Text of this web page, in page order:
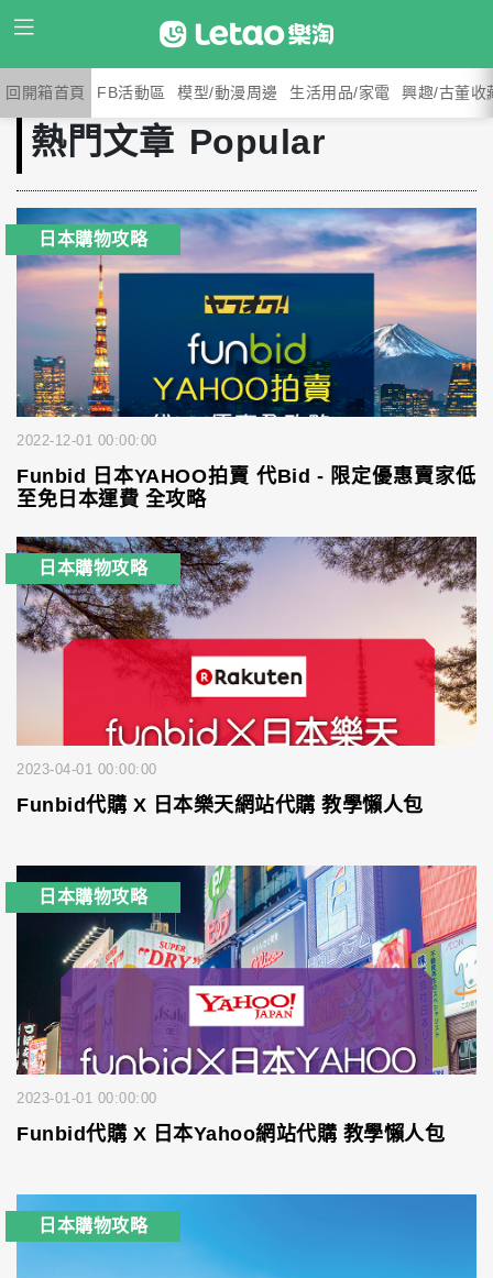
回開箱首頁 FB活動區 模型/動漫周邊 生活用品/家電 興趣/古董收
熱門文章 Popular
日本購物攻略
2022-12-01 00:00:00
Funbid 日本YAHOO拍賣 代Bid - 限定優惠賣家低
至免日本運費 全攻略
日本購物攻略
2023-04-01 00:00:00
Funbid代購 X 日本樂天網站代購 教學懶人包
日本購物攻略
2023-01-01 00:00:00
Funbid代購 X 日本Yahoo網站代購 教學懶人包
日本購物攻略